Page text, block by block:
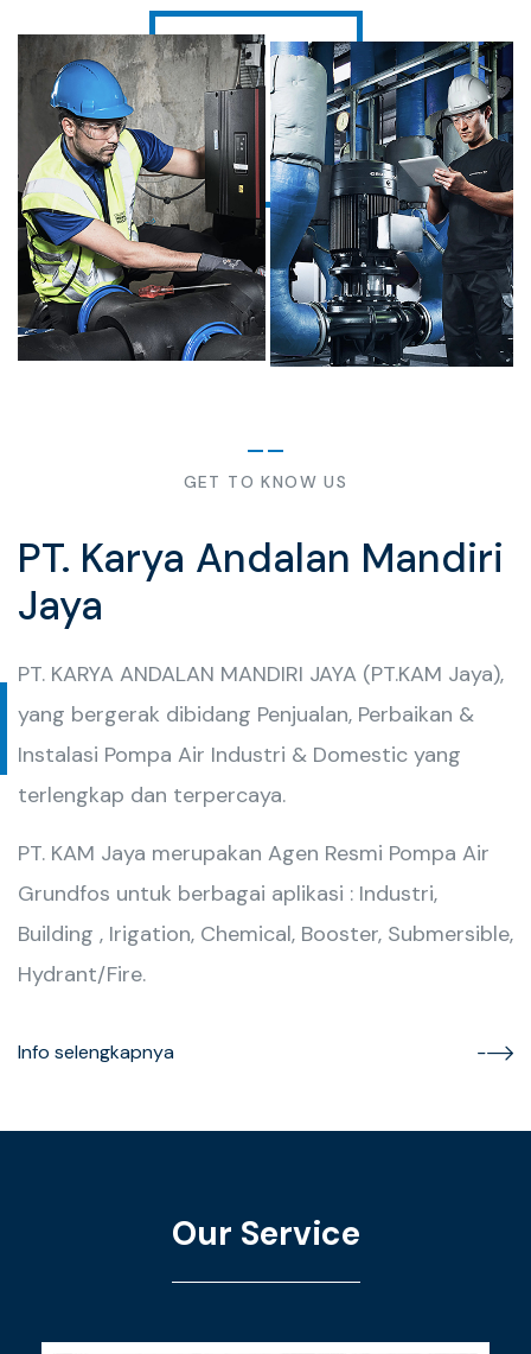
GET TO KNOW US
PT. Karya Andalan Mandiri
Jaya
PT. KARYA ANDALAN MANDIRI JAYA (PT.KAM Jaya),
yang bergerak dibidang Penjualan, Perbaikan &
Instalasi Pompa Air Industri & Domestic yang
terlengkap dan terpercaya.
PT. KAM Jaya merupakan Agen Resmi Pompa Air
Grundfos untuk berbagai aplikasi : Industri,
Building , Irigation, Chemical, Booster, Submersible,
Hydrant/Fire.
Info selengkapnya
Our Service